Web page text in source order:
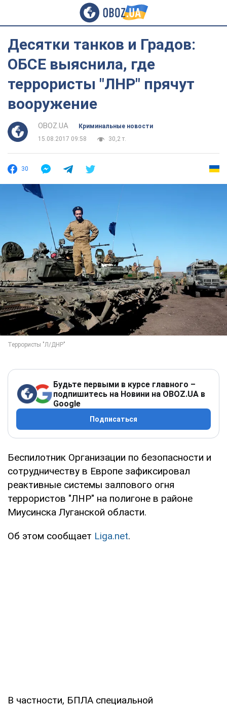
Десятки танков и Градов:
ОБСЕ выяснила, где
террористы "ЛНР" прячут
вооружение
OBOZ.UA
Криминальные новости
15.08.2017 09:58
30,2 т.
30
Будьте первыми в курсе главного –
подпишитесь на Новини на OBOZ.UA в
Google
Подписаться
Беспилотник Организации по безопасности и
сотрудничеству в Европе зафиксировал
реактивные системы залпового огня
террористов "ЛНР" на полигоне в районе
Миусинска Луганской области.
Об этом сообщает Liga.net.
В частности, БПЛА специальной